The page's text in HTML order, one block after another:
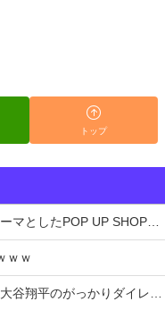
トップ
UP SHOPが東京・大阪にて開催
ｗｗ
ダイレクトだったと言われてしまう